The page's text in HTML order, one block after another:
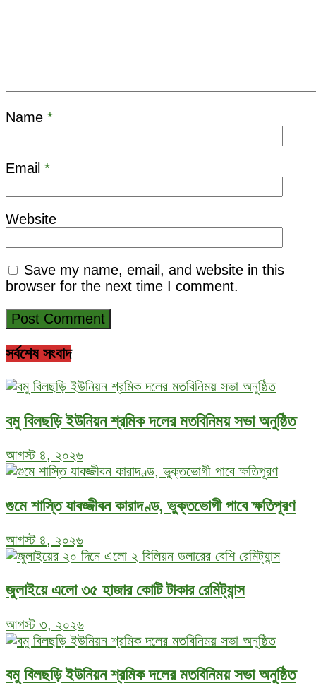
Name *
Email *
Website
Save my name, email, and website in this
browser for the next time I comment.
সর্বশেষ সংবাদ
বমু বিলছড়ি ইউনিয়ন শ্রমিক দলের মতবিনিময় সভা অনুষ্ঠিত
আগস্ট ৪, ২০২৬
গুমে শাস্তি যাবজ্জীবন কারাদণ্ড, ভুক্তভোগী পাবে ক্ষতিপূরণ
আগস্ট ৪, ২০২৬
জুলাইয়ে এলো ৩৫ হাজার কোটি টাকার রেমিট্যান্স
আগস্ট ৩, ২০২৬
বমু বিলছড়ি ইউনিয়ন শ্রমিক দলের মতবিনিময় সভা অনুষ্ঠিত